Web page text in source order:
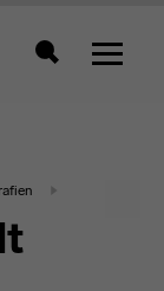
Zeigt